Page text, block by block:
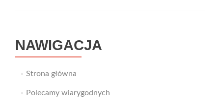
NAWIGACJA
Strona główna
Polecamy wiarygodnych